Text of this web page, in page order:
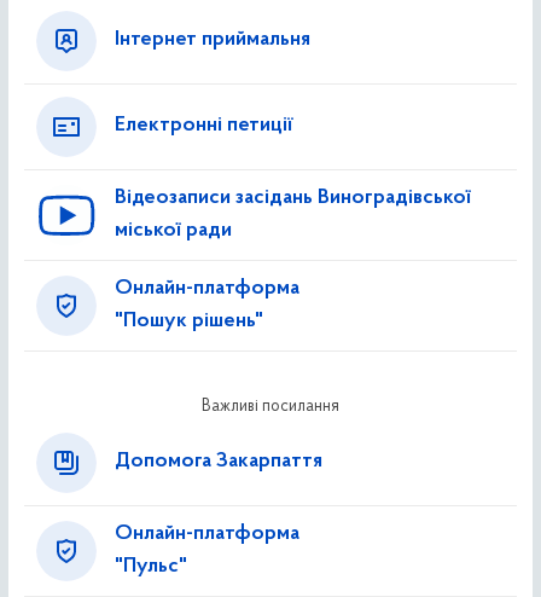
Інтернет приймальня
Електронні петиції
Відеозаписи засідань Виноградівської
міської ради
Онлайн-платформа
"Пошук рішень"
Важливі посилання
Допомога Закарпаття
Онлайн-платформа
"Пульс"